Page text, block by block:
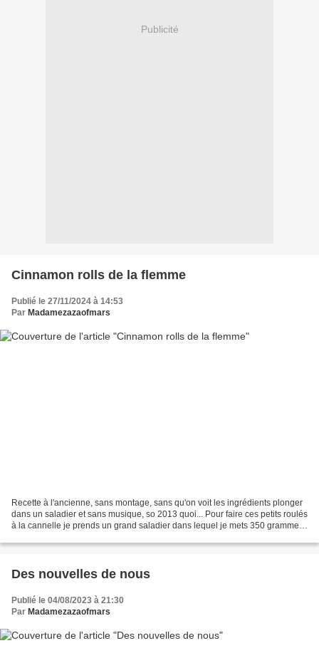
Publicité
Cinnamon rolls de la flemme
Publié le 27/11/2024 à 14:53
Par Madamezazaofmars
Recette à l'ancienne, sans montage, sans qu'on voit les ingrédients plonger
dans un saladier et sans musique, so 2013 quoi... Pour faire ces petits roulés
à la cannelle je prends un grand saladier dans lequel je mets 350 grammes
Des nouvelles de nous
Publié le 04/08/2023 à 21:30
Par Madamezazaofmars